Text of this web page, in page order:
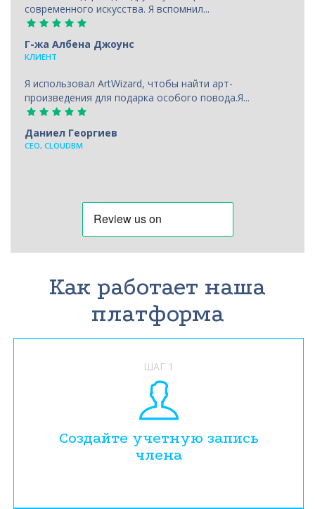
современного искусства. Я вспомнил...
Г-жа Албена Джоунс
КЛИЕНТ
Я использовал ArtWizard, чтобы найти арт-
произведения для подарка особого повода.Я...
Даниел Георгиев
CEO, CLOUDBM
Как работает наша
платформа
ШАГ 1
Создайте учетную запись
члена